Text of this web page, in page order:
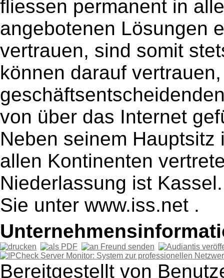
fliessen permanent in
angebotenen Lösungen
vertrauen, sind somit
können darauf
von über das Internet
Neben seinem
allen Kontinenten
Niederlassung ist
Sie unter www.iss.net .
Bereitgestellt von